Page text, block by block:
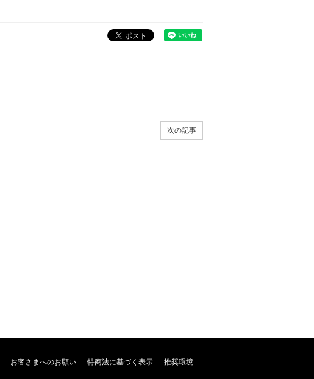
次の記事
お客さまへのお願い 特商法に基づく表示
推奨環境